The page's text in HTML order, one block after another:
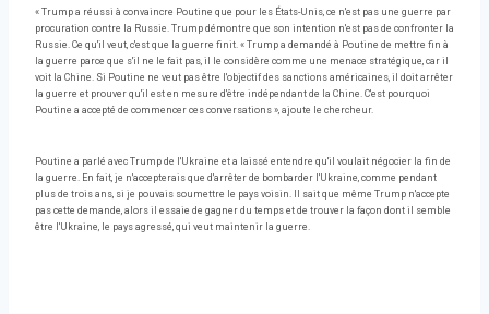
« Trump a réussi à convaincre Poutine que pour les États-Unis, ce n'est pas une guerre par
procuration contre la Russie. Trump démontre que son intention n'est pas de confronter la
Russie. Ce qu'il veut, c'est que la guerre finit. « Trump a demandé à Poutine de mettre fin à
la guerre parce que s'il ne le fait pas, il le considère comme une menace stratégique, car il
voit la Chine. Si Poutine ne veut pas être l'objectif des sanctions américaines, il doit arrêter
la guerre et prouver qu'il est en mesure d'être indépendant de la Chine. C'est pourquoi
Poutine a accepté de commencer ces conversations », ajoute le chercheur.
Poutine a parlé avec Trump de l'Ukraine et a laissé entendre qu'il voulait négocier la fin de
la guerre. En fait, je n'accepterais que d'arrêter de bombarder l'Ukraine, comme pendant
plus de trois ans, si je pouvais soumettre le pays voisin. Il sait que même Trump n'accepte
pas cette demande, alors il essaie de gagner du temps et de trouver la façon dont il semble
être l'Ukraine, le pays agressé, qui veut maintenir la guerre.